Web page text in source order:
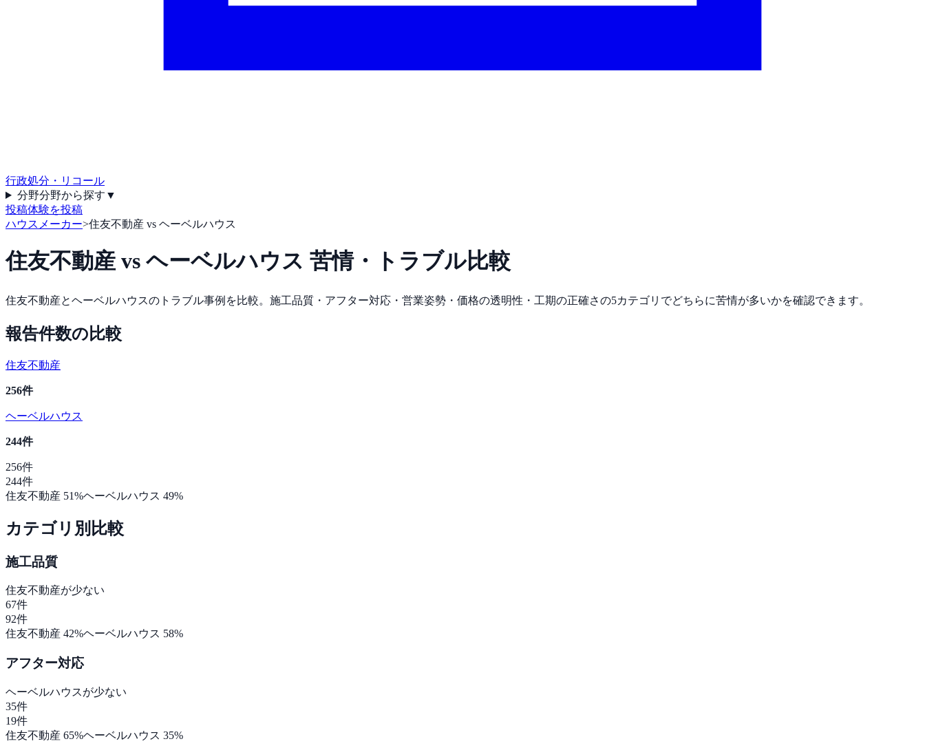
行政処分・リコール
分野分野から探す ▼
投稿体験を投稿
ハウスメーカー>住友不動産 vs ヘーベルハウス
住友不動産 vs ヘーベルハウス 苦情・トラブル比較
住友不動産とヘーベルハウスのトラブル事例を比較。施工品質・アフター対応・営業姿勢・価格の透明性・工期の正確さの5カテゴリでどちらに苦情が多いかを確認できます。
報告件数の比較
住友不動産
256件
ヘーベルハウス
244件
256件
244件
住友不動産 51%ヘーベルハウス 49%
カテゴリ別比較
施工品質
住友不動産が少ない
67件
92件
住友不動産 42%ヘーベルハウス 58%
アフター対応
ヘーベルハウスが少ない
35件
19件
住友不動産 65%ヘーベルハウス 35%